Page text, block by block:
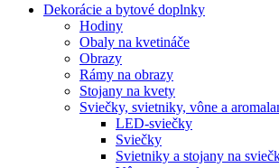
Dekorácie a bytové doplnky
Hodiny
Obaly na kvetináče
Obrazy
Rámy na obrazy
Stojany na kvety
Sviečky, svietniky, vône a
LED-sviečky
Sviečky
Svietniky a stojany na